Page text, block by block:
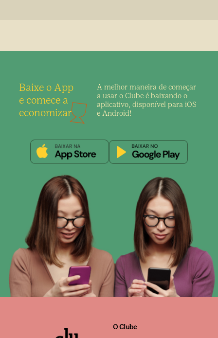
Baixe o App
e comece a
economizar
A melhor maneira de começar
a usar o Clube é baixando o
aplicativo, disponível para iOS
e Android!
O Clube